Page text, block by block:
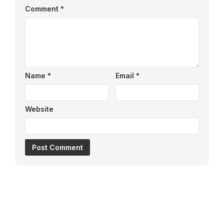
Comment *
Name * Email *
Website